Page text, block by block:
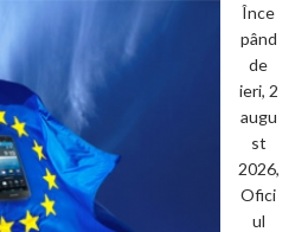
Înce
pând
de
ieri, 2
augu
st
2026,
Ofici
ul